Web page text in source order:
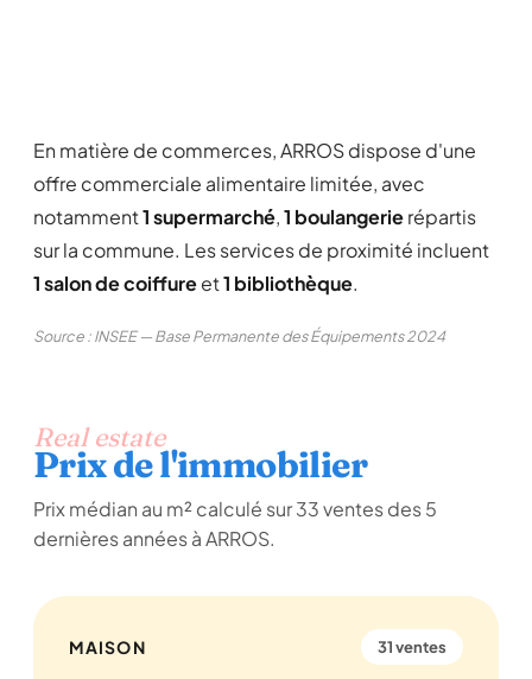
En matière de commerces, ARROS dispose d'une
offre commerciale alimentaire limitée, avec
notamment1 supermarché,1 boulangerierépartis
sur la commune. Les services de proximité incluent
1 salon de coiffureet1 bibliothèque.
Source : INSEE — Base Permanente des Équipements 2024
Real estate
Prix de l'immobilier
Prix médian au m² calculé sur 33 ventes des 5
dernières années à ARROS.
MAISON 31 ventes